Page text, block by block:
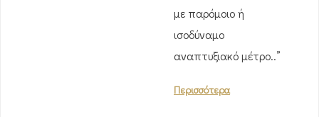
με παρόμοιο ή
ισοδύναμο
αναπτυξιακό μέτρο..”
Περισσότερα